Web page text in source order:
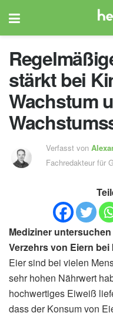
stärkt bei
Wachstum
Verfasst von
Fachredakteur für
Mediziner
Verzehrs von Eiern
Eier sind bei vielen
sehr hohen Nährwert
hochwertiges Eiweiß
dass der Konsum von